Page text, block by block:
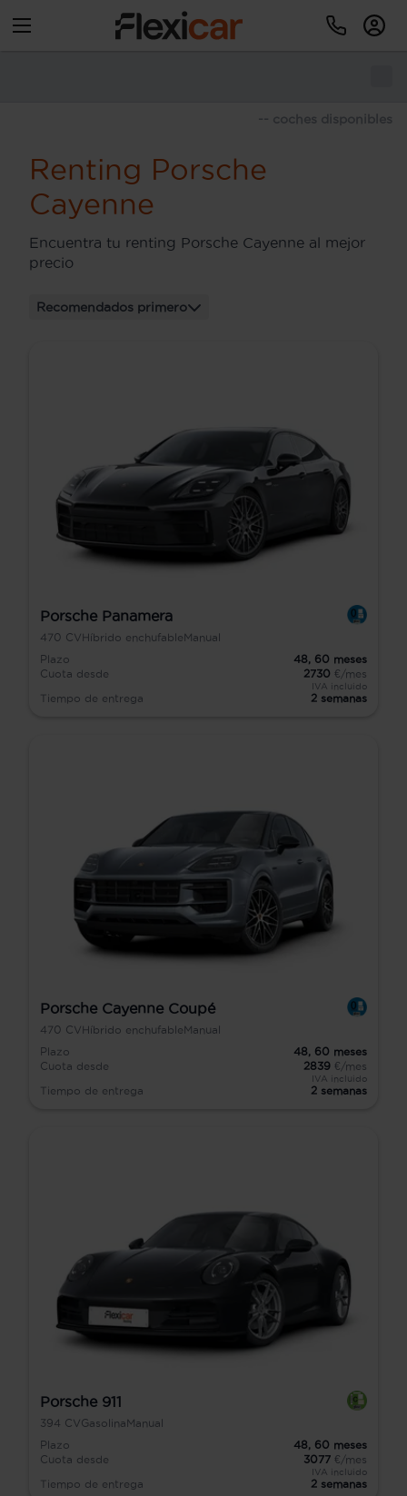
-- coches disponibles
Renting Porsche
Cayenne
Encuentra tu renting Porsche Cayenne al mejor
precio
Recomendados primero
Porsche Panamera
470 CVHíbrido enchufableManual
Plazo
48, 60 meses
Cuota desde
2730 €/mes
IVA incluido
Tiempo de entrega 2 semanas
Porsche Cayenne Coupé
470 CV Híbrido enchufable Manual
Plazo
48, 60 meses
Cuota desde
2839 €/mes
IVA incluido
Tiempo de entrega 2 semanas
Porsche 911
394 CVGasolinaManual
Plazo
48, 60 meses
Cuota desde
3077 €/mes
IVA incluido
Tiempo de entrega 2 semanas